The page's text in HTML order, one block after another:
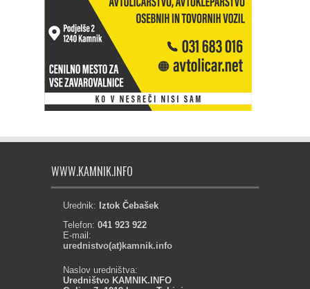
WWW.KAMNIK.INFO
Urednik: Iztok Čebašek
Telefon: 041 923 922
E-mail:
urednistvo(at)kamnik.info
Naslov uredništva:
Uredništvo KAMNIK.INFO